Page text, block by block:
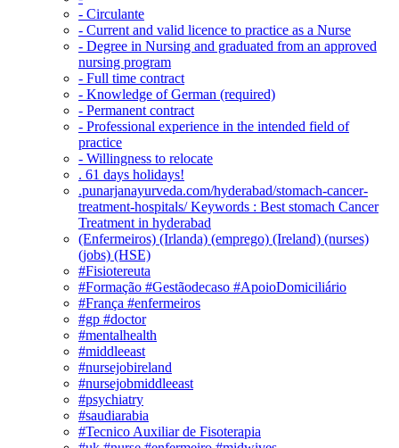
- Circulante
- Current and valid licence to practice as a Nurse
- Degree in Nursing and graduated from an approved
nursing program
- Full time contract
- Knowledge of German (required)
- Permanent contract
- Professional experience in the intended field of
practice
- Willingness to relocate
. 61 days holidays!
.punarjanayurveda.com/hyderabad/stomach-cancer-
treatment-hospitals/ Keywords : Best stomach Cancer
Treatment in hyderabad
(Enfermeiros) (Irlanda) (emprego) (Ireland) (nurses)
(jobs) (HSE)
#Fisiotereuta
#Formação #Gestãodecaso #ApoioDomiciliário
#França #enfermeiros
#gp #doctor
#mentalhealth
#middleeast
#nursejobireland
#nursejobmiddleeast
#psychiatry
#saudiarabia
#Tecnico Auxiliar de Fisoterapia